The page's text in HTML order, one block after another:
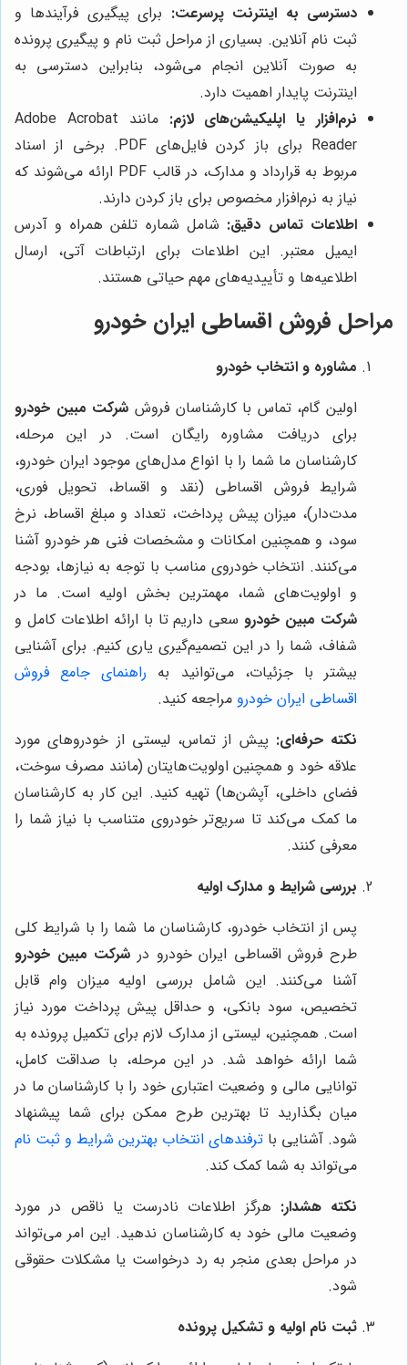
دسترسی به اینترنت پرسرعت: برای پیگیری فرآیندها و
ثبت نام آنلاین. بسیاری از مراحل ثبت نام و پیگیری پرونده
به صورت آنلاین انجام می‌شود، بنابراین دسترسی به
اینترنت پایدار اهمیت دارد.
نرم‌افزار یا اپلیکیشن‌های لازم:
مانند Adobe Acrobat
Reader برای باز کردن فایل‌های PDF. برخی از اسناد
مربوط به قرارداد و مدارک، در قالب PDF ارائه می‌شوند که
نیاز به نرم‌افزار مخصوص برای باز کردن دارند.
اطلاعات تماس دقیق: شامل شماره تلفن همراه و آدرس
ایمیل معتبر. این اطلاعات برای ارتباطات آتی، ارسال
اطلاعیه‌ها و تأییدیه‌های مهم حیاتی هستند.
مراحل فروش اقساطی ایران خودرو
مشاوره و انتخاب خودرو
اولین گام، تماس با کارشناسان فروش شرکت مبین خودرو
برای دریافت مشاوره رایگان است. در این مرحله،
کارشناسان ما شما را با انواع مدل‌های موجود ایران خودرو،
شرایط فروش اقساطی (نقد و اقساط، تحویل فوری،
مدت‌دار)، میزان پیش پرداخت، تعداد و مبلغ اقساط، نرخ
سود، و همچنین امکانات و مشخصات فنی هر خودرو آشنا
می‌کنند. انتخاب خودروی مناسب با توجه به نیازها، بودجه
و اولویت‌های شما، مهمترین بخش اولیه است. ما در
شرکت مبین خودرو سعی داریم تا با ارائه اطلاعات کامل و
شفاف، شما را در این تصمیم‌گیری یاری کنیم. برای آشنایی
بیشتر با جزئیات، می‌توانید به راهنمای جامع فروش
اقساطی ایران خودرو مراجعه کنید.
نکته حرفه‌ای: پیش از تماس، لیستی از خودروهای مورد
علاقه خود و همچنین اولویت‌هایتان (مانند مصرف سوخت،
فضای داخلی، آپشن‌ها) تهیه کنید. این کار به کارشناسان
ما کمک می‌کند تا سریع‌تر خودروی متناسب با نیاز شما را
معرفی کنند.
بررسی شرایط و مدارک اولیه
پس از انتخاب خودرو، کارشناسان ما شما را با شرایط کلی
طرح فروش اقساطی ایران خودرو در شرکت مبین خودرو
آشنا می‌کنند. این شامل بررسی اولیه میزان وام قابل
تخصیص، سود بانکی، و حداقل پیش پرداخت مورد نیاز
است. همچنین، لیستی از مدارک لازم برای تکمیل پرونده به
شما ارائه خواهد شد. در این مرحله، با صداقت کامل،
توانایی مالی و وضعیت اعتباری خود را با کارشناسان ما در
میان بگذارید تا بهترین طرح ممکن برای شما پیشنهاد
شود. آشنایی با ترفندهای انتخاب بهترین شرایط و ثبت نام
می‌تواند به شما کمک کند.
نکته هشدار: هرگز اطلاعات نادرست یا ناقص در مورد
وضعیت مالی خود به کارشناسان ندهید. این امر می‌تواند
در مراحل بعدی منجر به رد درخواست یا مشکلات حقوقی
شود.
ثبت نام اولیه و تشکیل پرونده